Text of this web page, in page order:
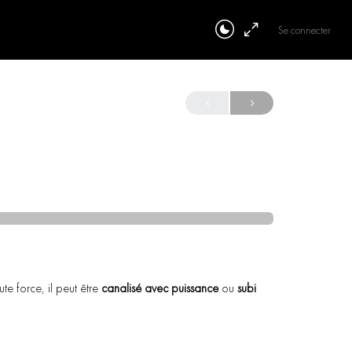
Se connecter
force, il peut être canalisé avec puissanceou subi